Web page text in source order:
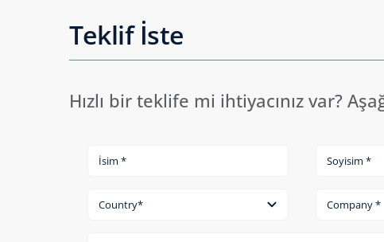
Teklif İste
Hızlı bir teklife mi ihtiyacınız var?